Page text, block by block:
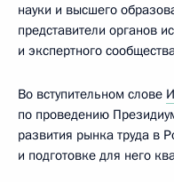
науки и высшего
представители органов
и экспертного
Во вступительном слове
по проведению
развития рынка труда в
и подготовке для него